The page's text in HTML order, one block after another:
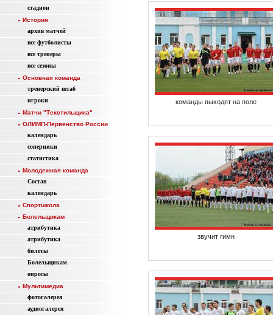
стадион
История
aрхив матчей
все футболисты
все тренеры
все сезоны
Основная команда
тренерский штаб
игроки
Матчи "Текстильщика"
ОЛИМП-Первенство России
календарь
соперники
статистика
Молодежная команда
Состав
календарь
Спортшкола
Болельщикам
атрибутика
атрибутика
билеты
Болельщикам
опросы
Мультимедиа
фотогалерея
аудиогалерея
команды выходят на поле
звучит гимн